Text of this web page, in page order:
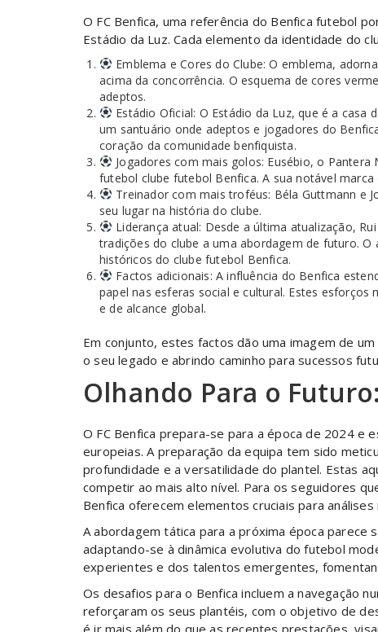
O FC Benfica, uma referência do Benfica futebol
Estádio da Luz. Cada elemento da identidade do
Emblema e Cores do Clube: O emblema,
acima da concorrência. O esquema de cores
adeptos.
Estádio Oficial: O Estádio da Luz, que é a
um santuário onde adeptos e jogadores do
coração da comunidade benfiquista.
Jogadores com mais golos: Eusébio, o
futebol clube futebol Benfica. A sua notável
Treinador com mais troféus: Béla Guttmann e
seu lugar na história do clube.
Liderança atual: Desde a última atualização,
tradições do clube a uma abordagem de futuro.
históricos do clube futebol Benfica.
Factos adicionais: A influência do Benfica
papel nas esferas social e cultural. Estes
e de alcance global.
Em conjunto, estes factos dão uma imagem de
o seu legado e abrindo caminho para sucessos
Olhando Para o
O FC Benfica prepara-se para a época de 2024 e
europeias. A preparação da equipa tem sido
profundidade e a versatilidade do plantel. Estas
competir ao mais alto nível. Para os seguidores
Benfica oferecem elementos cruciais para
A abordagem tática para a próxima época
adaptando-se à dinâmica evolutiva do futebol
experientes e dos talentos emergentes,
Os desafios para o Benfica incluem a navegação
reforçaram os seus plantéis, com o objetivo de
é ir mais além do que as recentes prestações,